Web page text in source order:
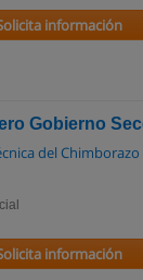
información
Gobierno
del Chimborazo
información